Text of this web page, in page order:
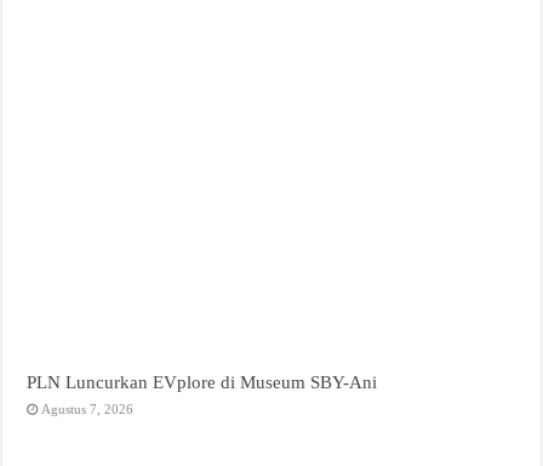
PLN Luncurkan EVplore di Museum SBY-Ani
Agustus 7, 2026